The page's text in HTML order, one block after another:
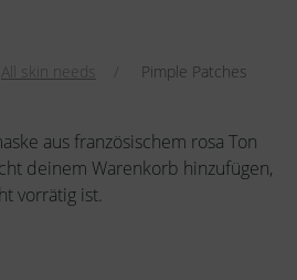
All skin needs Pimple Patches
aus französischem rosa Ton
deinem Warenkorb hinzufügen,
vorrätig ist.